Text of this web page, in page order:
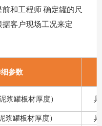
和工程师 确定罐的尺
客户现场工况来定
参数
浆罐板材厚度）
浆罐板材厚度）